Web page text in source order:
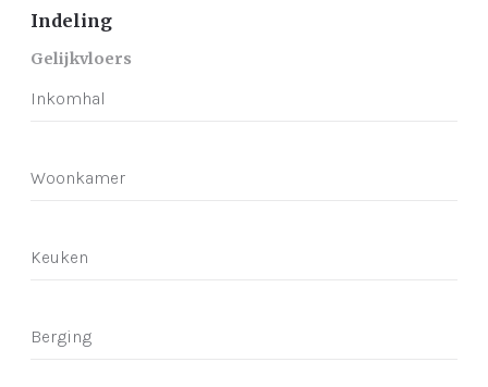
Indeling
Gelijkvloers
Inkomhal
Woonkamer
Keuken
Berging